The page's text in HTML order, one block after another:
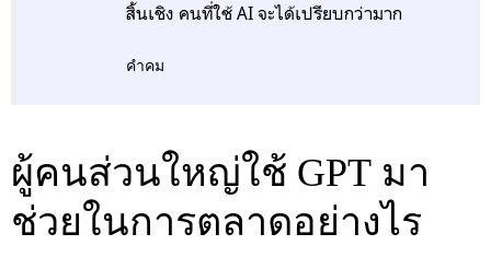
สิ้นเชิง คนที่ใช้ AI จะได้เปรียบกว่ามาก
คำคม
ผู้คนส่วนใหญ่ใช้ GPT มา
ช่วยในการตลาดอย่างไร